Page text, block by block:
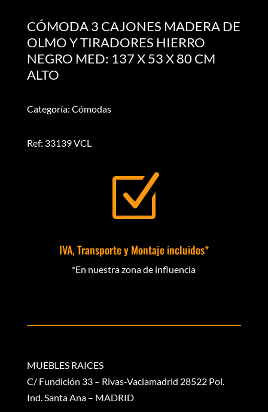
CÓMODA 3 CAJONES MADERA DE
OLMO Y TIRADORES HIERRO
NEGRO MED: 137 X 53 X 80 CM
ALTO
Categoría: Cómodas
Ref: 33139 VCL
Z
IVA, Transporte y Montaje incluidos*
*En nuestra zona de influencia
MUEBLES RAICES
C/ Fundición 33 – Rivas-Vaciamadrid 28522 Pol.
Ind. Santa Ana – MADRID